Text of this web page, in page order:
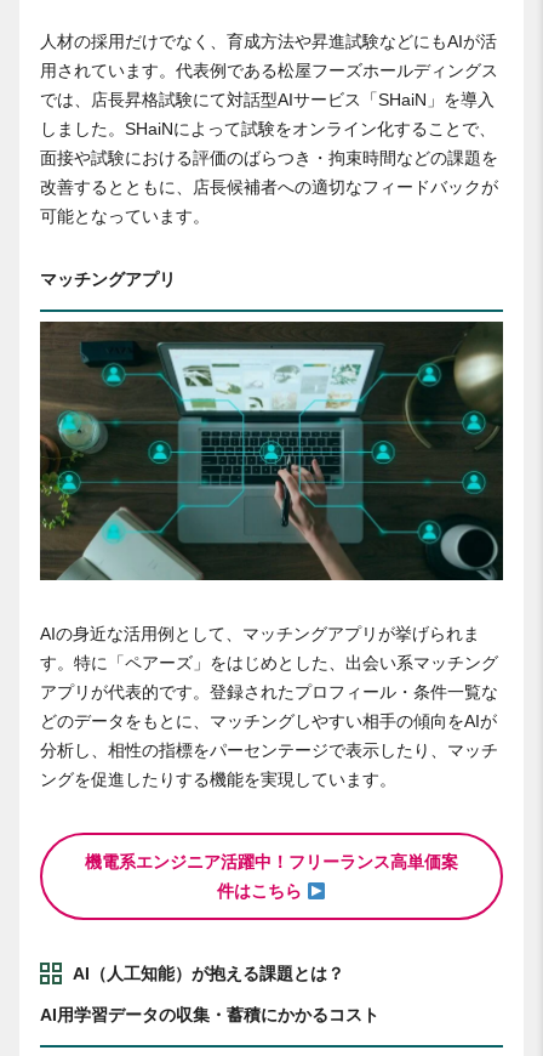
人材の採用だけでなく、育成方法や昇進試験などにもAIが活
用されています。代表例である松屋フーズホールディングス
では、店長昇格試験にて対話型AIサービス「SHaiN」を導入
しました。SHaiNによって試験をオンライン化することで、
面接や試験における評価のばらつき・拘束時間などの課題を
改善するとともに、店長候補者への適切なフィードバックが
可能となっています。
マッチングアプリ
AIの身近な活用例として、マッチングアプリが挙げられま
す。特に「ペアーズ」をはじめとした、出会い系マッチング
アプリが代表的です。登録されたプロフィール・条件一覧な
どのデータをもとに、マッチングしやすい相手の傾向をAIが
分析し、相性の指標をパーセンテージで表示したり、マッチ
ングを促進したりする機能を実現しています。
機電系エンジニア活躍中！フリーランス高単価案
件はこちら
AI（人工知能）が抱える課題とは？
AI用学習データの収集・蓄積にかかるコスト